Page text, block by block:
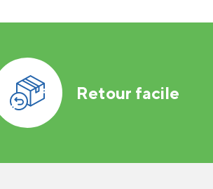
Retour facile